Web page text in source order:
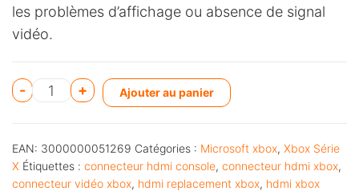
les problèmes d’affichage ou absence de signal
vidéo.
- + Ajouter au panier
A
e
r
EAN: 3000000051269 Catégories : Microsoft xbox, Xbox Série
X Étiquettes : connecteur hdmi console, connecteur hdmi xbox,
connecteur vidéo xbox, hdmi replacement xbox, hdmi xbox